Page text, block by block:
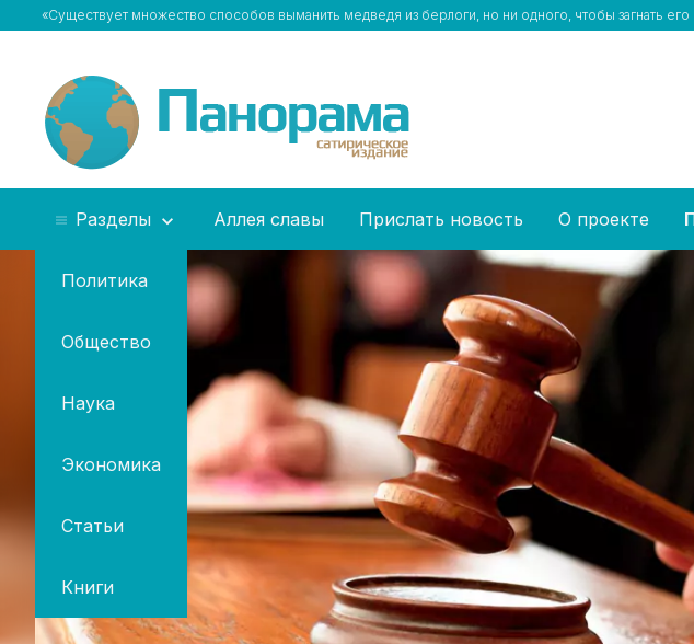
«Существует множество способов выманить медведя из берлоги, но ни одного, чтобы загнать его
Разделы
Политика
Общество
Наука
Экономика
Статьи
Книги
Аллея славы Прислать новость О проекте